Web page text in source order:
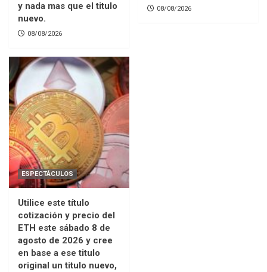
y nada mas que el titulo
nuevo.
08/08/2026
08/08/2026
ESPECTÁCULOS
Utilice este título
cotización y precio del
ETH este sábado 8 de
agosto de 2026 y cree
en base a ese titulo
original un titulo nuevo,